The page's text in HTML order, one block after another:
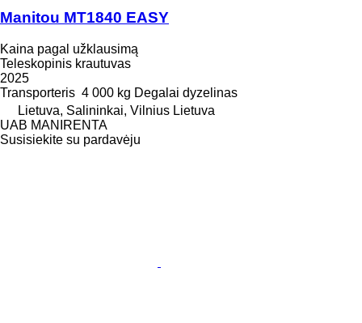
Manitou MT1840 EASY
Kaina pagal užklausimą
Teleskopinis krautuvas
2025
Transporteris 4 000 kg Degalai dyzelinas
Lietuva, Salininkai, Vilnius Lietuva
UAB MANIRENTA
Susisiekite su pardavėju